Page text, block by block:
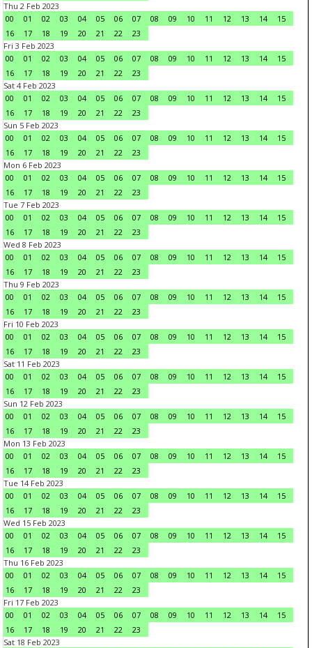
Thu 2 Feb 2023
00
01 02 03 04 05 06 07 08 09 10 11 12 13 14
15
16
17 18 19 20 21 22
23
Fri 3 Feb 2023
00
01 02 03 04 05 06 07 08 09 10 11 12 13 14
15
16
17 18 19 20 21 22
23
Sat 4 Feb 2023
00
01 02 03 04 05 06 07 08 09 10 11 12 13 14
15
16
17 18 19 20 21 22
23
Sun 5 Feb 2023
00
01 02 03 04 05 06 07 08 09 10 11 12 13 14
15
16
17 18 19 20 21 22
23
Mon 6 Feb 2023
00
01 02 03 04 05 06 07 08 09 10 11 12 13 14
15
16
17 18 19 20 21 22
23
Tue 7 Feb 2023
00
01 02 03 04 05 06 07 08 09 10 11 12 13 14
15
16
17 18 19 20 21 22
23
Wed 8 Feb 2023
00
01 02 03 04 05 06 07 08 09 10 11 12 13 14
15
16
17 18 19 20 21 22
23
Thu 9 Feb 2023
00
01 02 03 04 05 06 07 08 09 10 11 12 13 14
15
16
17 18 19 20 21 22
23
Fri 10 Feb 2023
00
01 02 03 04 05 06 07 08 09 10 11 12 13 14
15
16
17 18 19 20 21 22
23
Sat 11 Feb 2023
00
01 02 03 04 05 06 07 08 09 10 11 12 13 14
15
16
17 18 19 20 21 22
23
Sun 12 Feb 2023
00
01 02 03 04 05 06 07 08 09 10 11 12 13 14
15
16
17 18 19 20 21 22
23
Mon 13 Feb 2023
00
01 02 03 04 05 06 07 08 09 10 11 12 13 14
15
16
17 18 19 20 21 22
23
Tue 14 Feb 2023
00
01 02 03 04 05 06 07 08 09 10 11 12 13 14
15
16
17 18 19 20 21 22
23
Wed 15 Feb 2023
00
01 02 03 04 05 06 07 08 09 10 11 12 13 14
15
16
17 18 19 20 21 22
23
Thu 16 Feb 2023
00
01 02 03 04 05 06 07 08 09 10 11 12 13 14
15
16
17 18 19 20 21 22
23
Fri 17 Feb 2023
00
01 02 03 04 05 06 07 08 09 10 11 12 13 14
15
16
17 18 19 20 21 22
23
Sat 18 Feb 2023